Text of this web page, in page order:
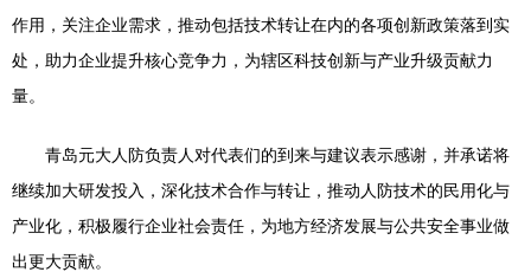
作用，关注企业需求，推动包括技术转让在内的各项创新政策落到实
处，助力企业提升核心竞争力，为辖区科技创新与产业升级贡献力
量。
青岛元大人防负责人对代表们的到来与建议表示感谢，并承诺将
继续加大研发投入，深化技术合作与转让，推动人防技术的民用化与
产业化，积极履行企业社会责任，为地方经济发展与公共安全事业做
出更大贡献。